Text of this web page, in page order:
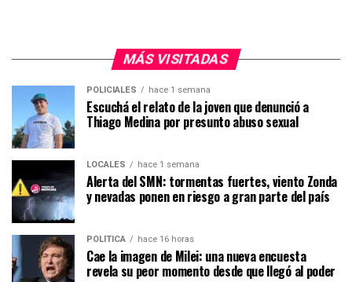
MÁS VISITADAS
POLICIALES hace 1 semana
Escuchá el relato de la joven que denunció a
Thiago Medina por presunto abuso sexual
LOCALES hace 1 semana
Alerta del SMN: tormentas fuertes, viento Zonda
y nevadas ponen en riesgo a gran parte del país
POLÍTICA hace 16 horas
Cae la imagen de Milei: una nueva encuesta
revela su peor momento desde que llegó al poder